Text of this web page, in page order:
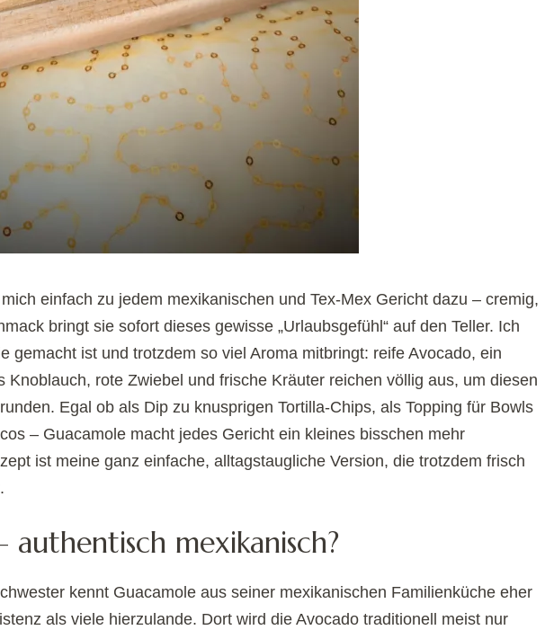
einfach zu jedem mexikanischen und Tex-Mex Gericht dazu – cremig,
bringt sie sofort dieses gewisse „Urlaubsgefühl“ auf den Teller. Ich
gemacht ist und trotzdem so viel Aroma mitbringt: reife Avocado, ein
Knoblauch, rote Zwiebel und frische Kräuter reichen völlig aus, um diesen
Egal ob als Dip zu knusprigen Tortilla-Chips, als Topping für Bowls
– Guacamole macht jedes Gericht ein kleines bisschen mehr
ist meine ganz einfache, alltagstaugliche Version, die trotzdem frisch
authentisch mexikanisch?
kennt Guacamole aus seiner mexikanischen Familienküche eher
als viele hierzulande. Dort wird die Avocado traditionell meist nur